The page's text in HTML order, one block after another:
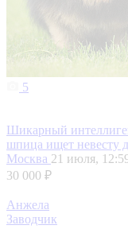
5
Шикарный
шпица ищет невесту
Москва 21 июля,
30 000 ₽
Анжела
Заводчик